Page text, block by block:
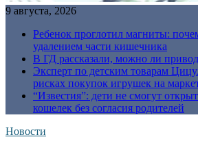
9 августа, 2026
Ребенок проглотил магниты:
удалением части кишечника
В ГД рассказали, можно ли
Эксперт по детским товарам
рисках покупок игрушек на
“Известия”: дети не смогут
кошелек без согласия родителей
Новости